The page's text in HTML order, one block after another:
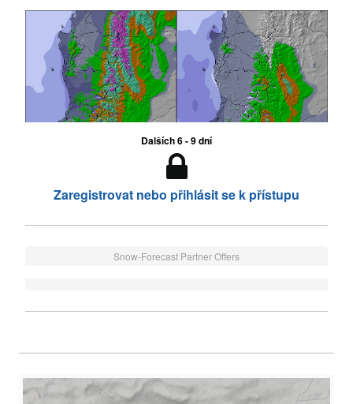
Dalších 6 - 9 dní
Zaregistrovat nebo přihlásit se k přístupu
Snow-Forecast Partner Offers